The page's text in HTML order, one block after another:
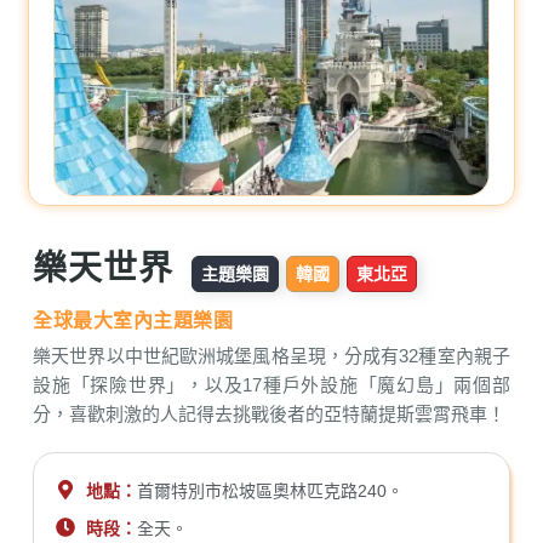
樂天世界 主題樂園 韓國 東北亞
全球最大室內主題樂園
樂天世界以中世紀歐洲城堡風格呈現，分成有32種室內親子
設施「探險世界」，以及17種戶外設施「魔幻島」兩個部
分，喜歡刺激的人記得去挑戰後者的亞特蘭提斯雲霄飛車！
地點：首爾特別市松坡區奧林匹克路240。
時段：全天。